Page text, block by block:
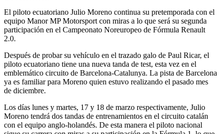
El piloto ecuatoriano Julio Moreno continua su pretemporada con el
equipo Manor MP Motorsport con miras a lo que será su segunda
participación en el Campeonato Noreuropeo de Fórmula Renault
2.0.
Después de probar su vehículo en el trazado galo de Paul Ricar, el
piloto ecuatoriano tiene una nueva tanda de test, esta vez en el
emblemático circuito de Barcelona-Catalunya. La pista de Barcelona
ya es familiar para Moreno quien estuvo realizando el pasado mes
de diciembre.
Los días lunes y martes, 17 y 18 de marzo respectivamente, Julio
Moreno tendrá dos tandas de entrenamientos en el circuito catalán
con el equipo anglo-holandés. De esta manera el piloto nacional